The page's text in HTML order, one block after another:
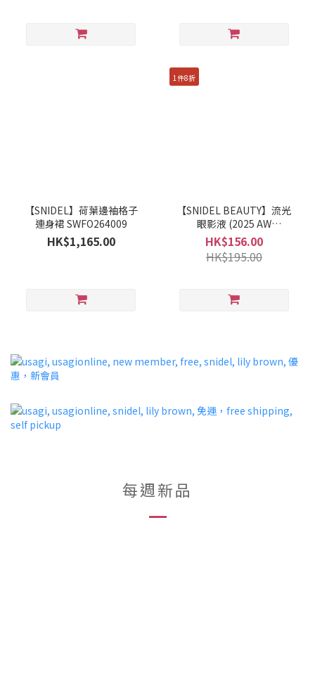
【SNIDEL】荷葉邊袖格子
連身裙 SWFO264009
HK$1,165.00
1件8折
【SNIDEL BEAUTY】流光
眼影液 (2025 AW
COLLECTION)
HK$156.00
HK$195.00
每週新品